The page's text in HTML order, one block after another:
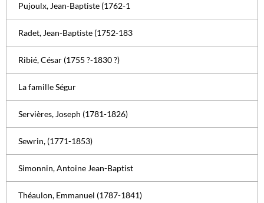
Pujoulx, Jean-Baptiste (1762-1
Radet, Jean-Baptiste (1752-183
Ribié, César (1755 ?-1830 ?)
La famille Ségur
Servières, Joseph (1781-1826)
Sewrin, (1771-1853)
Simonnin, Antoine Jean-Baptist
Théaulon, Emmanuel (1787-1841)